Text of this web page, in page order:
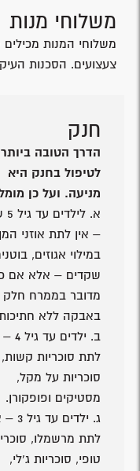
משלוחי מנות
משלוחי המנות מכילים
צעצועים. הסכנות
חנק
הדרך הטובה ביותר
לטיפול בחנק היא
מניעה. ועל כן
– אין לתת אוזני המן
במילוי אגוזים,
שקדים – אלא אם
מדובר בממרח חלק
באבקה ללא
ב.
לתת סוכריות קשות,
סוכריות על מקל,
מסטיקים ופופקורן.
ג. ילדים
לתת מרשמלו,
טופי, סוכריות ג’לי,